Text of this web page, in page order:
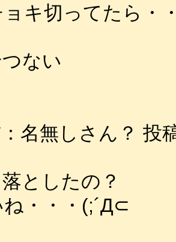
キ切ってたら・
つない
名無しさん？ 投
としたの？
・・・(;´Д⊂